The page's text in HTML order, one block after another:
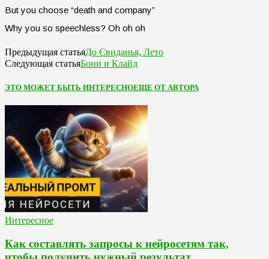
But you choose “death and company”
Why you so speechless? Oh oh oh
Предыдущая статьяДо Свиданья, Лето
Следующая статьяБони и Клайд
ЭТО МОЖЕТ БЫТЬ ИНТЕРЕСНОЕЩЕ ОТ АВТОРА
Интересное
Как составлять запросы к нейросетям так,